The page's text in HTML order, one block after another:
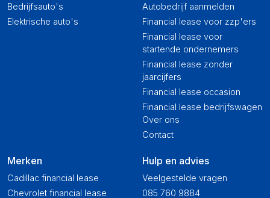
Bedrijfsauto's
Elektrische auto's
Merken
Cadillac financial lease
Chevrolet financial lease
Autobedrijf aanmelden
Financial lease voor zzp'ers
Financial lease voor
startende ondernemers
Financial lease zonder
jaarcijfers
Financial lease occasion
Financial lease bedrijfswagen
Over ons
Contact
Hulp en advies
Veelgestelde vragen
085 760 9884